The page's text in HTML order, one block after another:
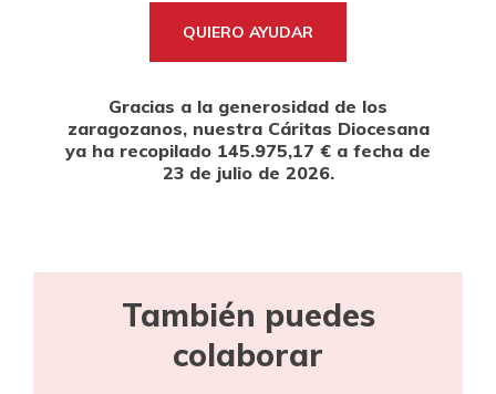
QUIERO AYUDAR
Gracias a la generosidad de los
zaragozanos, nuestra Cáritas Diocesana
ya ha recopilado 145.975,17 € a fecha de
23 de julio de 2026.
También puedes
colaborar